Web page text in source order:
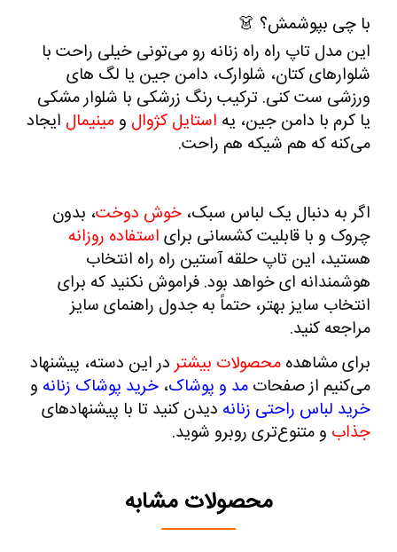
با چی بپوشمش؟ 👗
این مدل تاپ راه‌ راه زنانه رو می‌تونی خیلی راحت با
شلوارهای کتان، شلوارک، دامن جین یا لگ‌ های
ورزشی ست کنی. ترکیب رنگ زرشکی با شلوار مشکی
یا کرم با دامن جین، یه استایل کژوال ومینیمال ایجاد
می‌کنه که هم شیکه هم راحت.
اگر به دنبال یک لباس سبک، خوش‌ دوخت، بدون
چروک و با قابلیت کشسانی برای استفاده روزانه
هستید، این تاپ حلقه آستین راه راه انتخاب
هوشمندانه‌ ای خواهد بود. فراموش نکنید که برای
انتخاب سایز بهتر، حتماً به جدول راهنمای سایز
مراجعه کنید.
برای مشاهده محصولات بیشتردر این دسته، پیشنهاد
می‌کنیم از صفحات مد و پوشاک، خرید پوشاک زنانه و
خرید لباس راحتی زنانه دیدن کنید تا با پیشنهادهای
جذاب و متنوع‌تری روبرو شوید.
محصولات مشابه